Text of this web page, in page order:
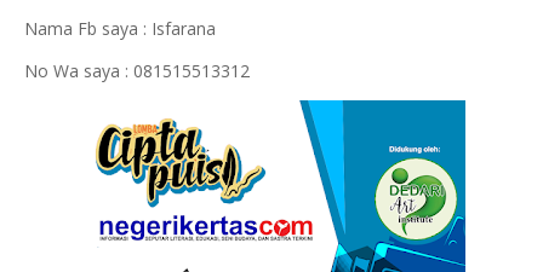
Nama Fb saya : Isfarana
No Wa saya : 081515513312